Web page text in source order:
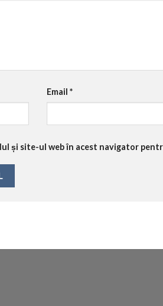
Email*
și site-ul web în acest navigator